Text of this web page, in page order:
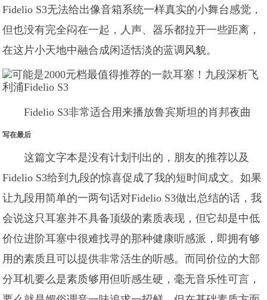
Fidelio S3无法给出像音箱系统一样真实的小舞台感觉，
但也没有完全闷在一起，人声、器乐都拉开一些距离，
在这片小天地中融合成闲适恬淡的蓝调风貌。
Fidelio S3非常适合用来播放鲁宾斯坦的肖邦夜曲
写在最后
这篇文字本是没有计划刊出的，朋友的推荐以及
Fidelio S3给到九段的惊喜促成了我的短时间成文。如果
让九段用简单的一两句话对Fidelio S3做出总结的话，我
会说这只耳塞并不具备顶级的素质表现，但它却是中低
价位进阶耳塞中很难找寻的那种健康听感派，即拥有够
用的素质且可以提供非常活生的听感。而同价位的大部
分耳机要么是素质够用但听感生硬，毫无音乐性可言，